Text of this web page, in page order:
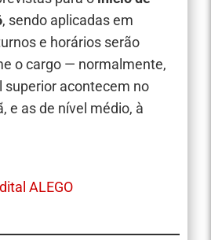
, sendo aplicadas em
e horários serão
o cargo — normalmente,
superior acontecem no
e as de nível médio, à
ALEGO